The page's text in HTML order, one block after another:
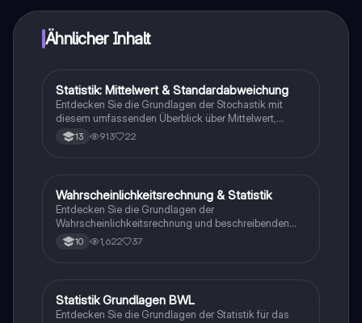
Ähnlicher Inhalt
Mathe
Statistik: Mittelwert & Standardabweichung
Entdecken Sie die Grundlagen der Stochastik mit
diesem umfassenden Überblick über Mittelwert,
Standardabweichung, Erwartungswert und
binomialverteilte Zufallsgrößen. Ideal für Studierende,
13 913 22
Mathe
Wahrscheinlichkeitsrechnung & Statistik
Entdecken Sie die Grundlagen der
Wahrscheinlichkeitsrechnung und beschreibenden
Statistik. Dieser Lernzettel für die 10. Klasse
behandelt zentrale Konzepte wie absolute und relative
Mathematik.
10 1,622 37
Mathe
Statistik Grundlagen BWL
Entdecken Sie die Grundlagen der Statistik für das